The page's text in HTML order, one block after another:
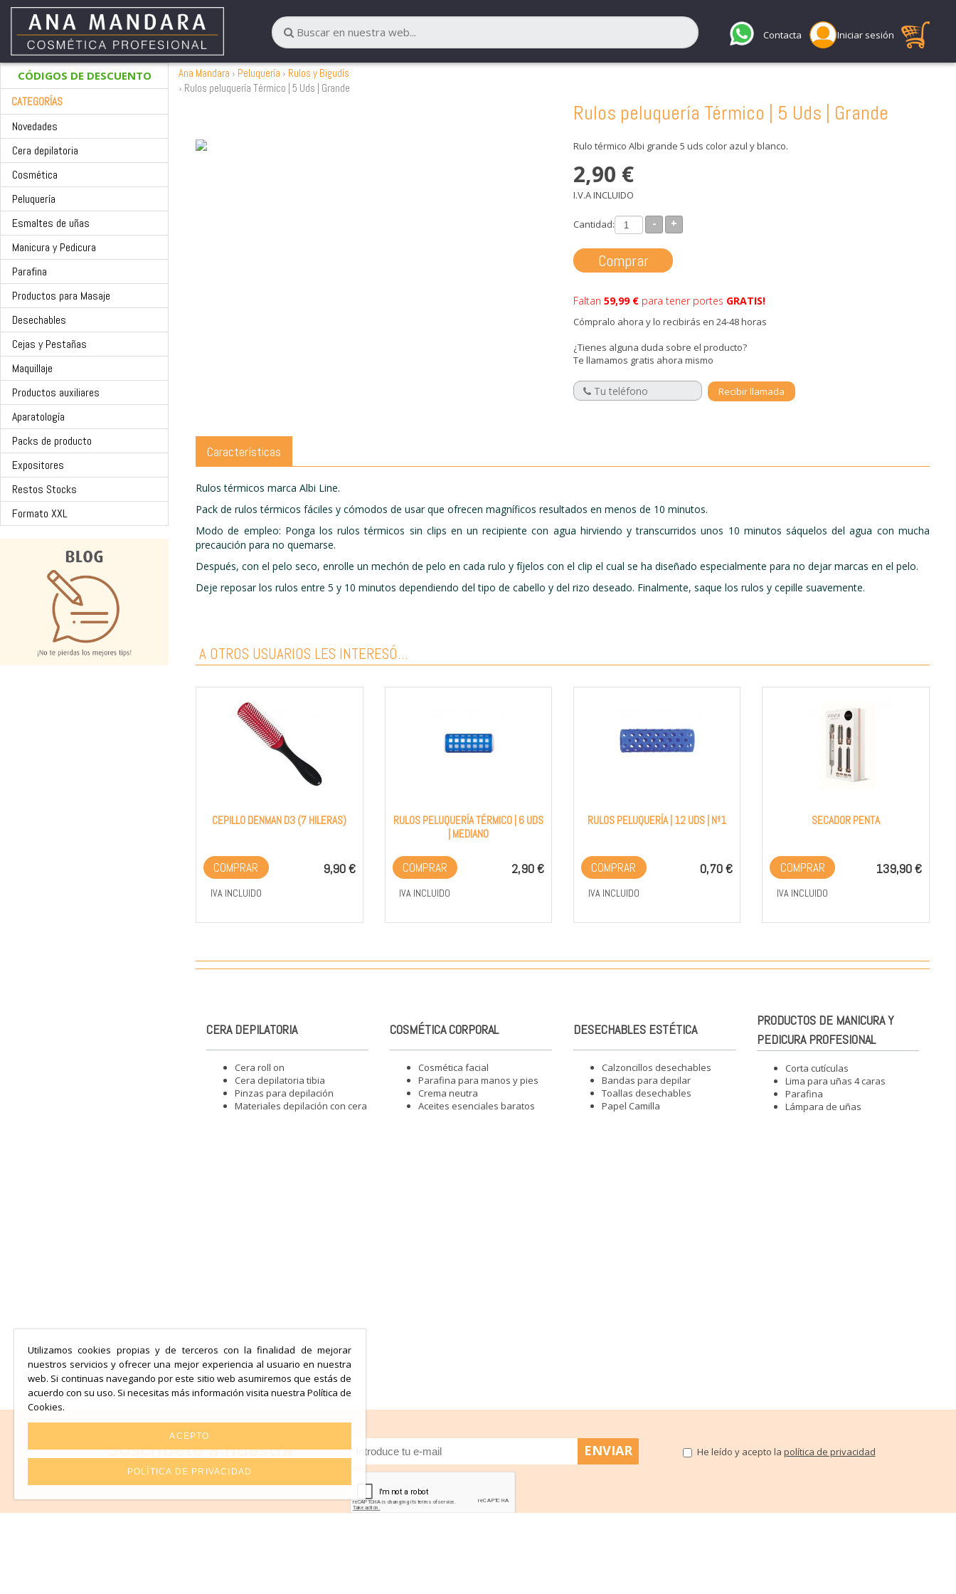
Contacta Iniciar sesión
CÓDIGOS DE DESCUENTO
CATEGORÍAS
Novedades
Cera depilatoria
Cosmética
Peluquería
Esmaltes de uñas
Manicura y Pedicura
Parafina
Productos para Masaje
Desechables
Cejas y Pestañas
Maquillaje
Productos auxiliares
Aparatología
Packs de producto
Expositores
Restos Stocks
Formato XXL
Ana Mandara Peluquería
Rulos y Bigudís
Rulos peluquería Térmico | 5 Uds | Grande
Rulos peluquería Térmico | 5 Uds | Grande
Rulo térmico Albi grande 5 uds color azul y blanco.
2,90 €
I.V.A INCLUIDO
Cantidad: - +
Comprar
Faltan 59,99 € para tener portes GRATIS!
Cómpralo ahora y lo recibirás en 24-48 horas
¿Tienes alguna duda sobre el producto?
Te llamamos gratis ahora mismo
Características
Rulos térmicos marca Albi Line.
Pack de rulos térmicos fáciles y cómodos de usar que ofrecen magníficos resultados en menos de 10 minutos.
Modo de empleo: Ponga los rulos térmicos sin clips en un recipiente con agua hirviendo y transcurridos unos 10 minutos sáquelos del agua con mucha
precaución para no quemarse.
Después, con el pelo seco, enrolle un mechón de pelo en cada rulo y fíjelos con el clip el cual se ha diseñado especialmente para no dejar marcas en el pelo.
Deje reposar los rulos entre 5 y 10 minutos dependiendo del tipo de cabello y del rizo deseado. Finalmente, saque los rulos y cepille suavemente.
A OTROS USUARIOS LES INTERESÓ...
CEPILLO DENMAN D3 (7 HILERAS)
9,90 €
COMPRAR
IVA INCLUIDO
RULOS PELUQUERÍA TÉRMICO | 6 UDS
| MEDIANO
2,90 €
COMPRAR
IVA INCLUIDO
RULOS PELUQUERÍA | 12 UDS | Nº1
0,70 €
COMPRAR
IVA INCLUIDO
SECADOR PENTA
139,90 €
COMPRAR
IVA INCLUIDO
CERA DEPILATORIA
Cera roll on
Cera depilatoria tibia
Pinzas para depilación
Materiales depilación con cera
COSMÉTICA CORPORAL
Cosmética facial
Parafina para manos y pies
Crema neutra
Aceites esenciales baratos
DESECHABLES ESTÉTICA
Calzoncillos desechables
Bandas para depilar
Toallas desechables
Papel Camilla
PRODUCTOS DE MANICURA Y
PEDICURA PROFESIONAL
Corta cutículas
Lima para uñas 4 caras
Parafina
Lámpara de uñas
Suscríbete a nuestra
newsletter
He leído y acepto la política de privacidad
Utilizamos cookies propias y de terceros con la finalidad de mejorar
nuestros servicios y ofrecer una mejor experiencia al usuario en nuestra
web. Si continuas navegando por este sitio web asumiremos que estás de
acuerdo con su uso. Si necesitas más información visita nuestra Política de
Cookies.
ACEPTO
POLÍTICA DE PRIVACIDAD